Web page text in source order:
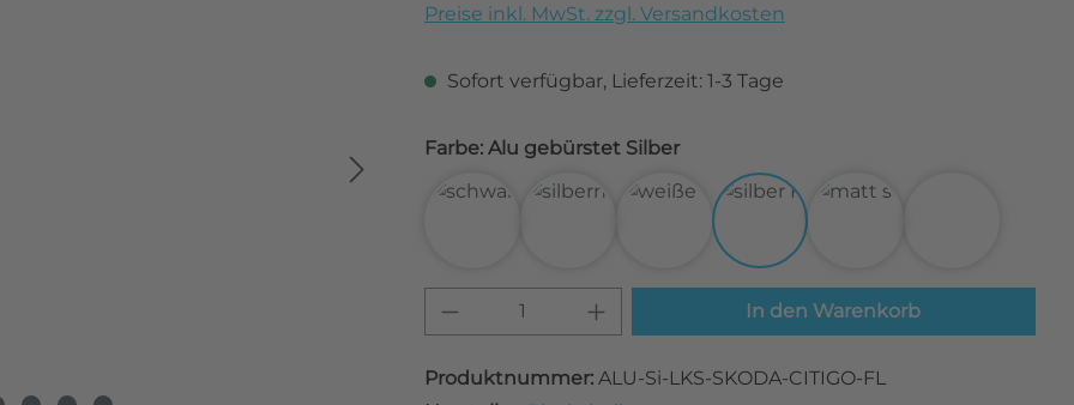
Preise inkl. MwSt. zzgl. Versandkosten
Sofort verfügbar, Lieferzeit: 1-3 Tage
Farbe: Alu gebürstet Silber
3D Carbon Silber3D Carbon WeißAlu gebürstet Silber
Produkt Anzahl: Gib den gewünschten
In den Warenkorb
Produktnummer: ALU-Si-LKS-SKODA-CITIGO-FL